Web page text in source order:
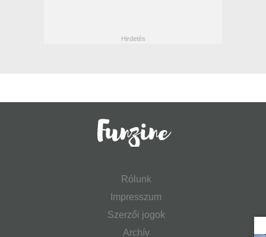
Rólunk
Impresszum
Szerzői jogok
Archív